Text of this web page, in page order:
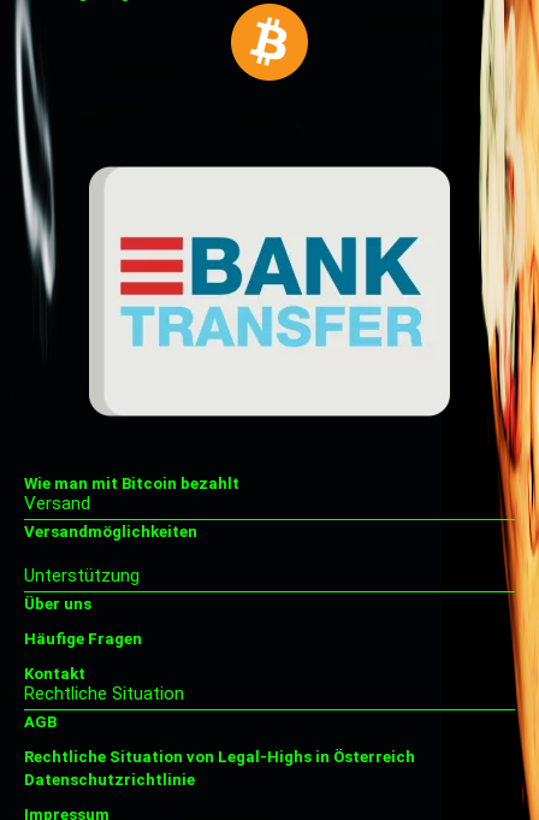
Wie man mit Bitcoin bezahlt
Versand
Versandmöglichkeiten
Unterstützung
Über uns
Häufige Fragen
Kontakt
Rechtliche Situation
AGB
Rechtliche Situation von Legal-Highs in Österreich
Datenschutzrichtlinie
Impressum